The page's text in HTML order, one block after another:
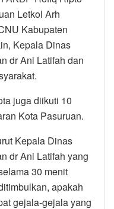
Letkol Arh
Kabupaten
Kepala Dinas
dr Ani Latifah dan
juga diikuti 10
Kota Pasuruan.
Kepala Dinas
dr Ani Latifah yang
30 menit
apakah
gejala-gejala yang